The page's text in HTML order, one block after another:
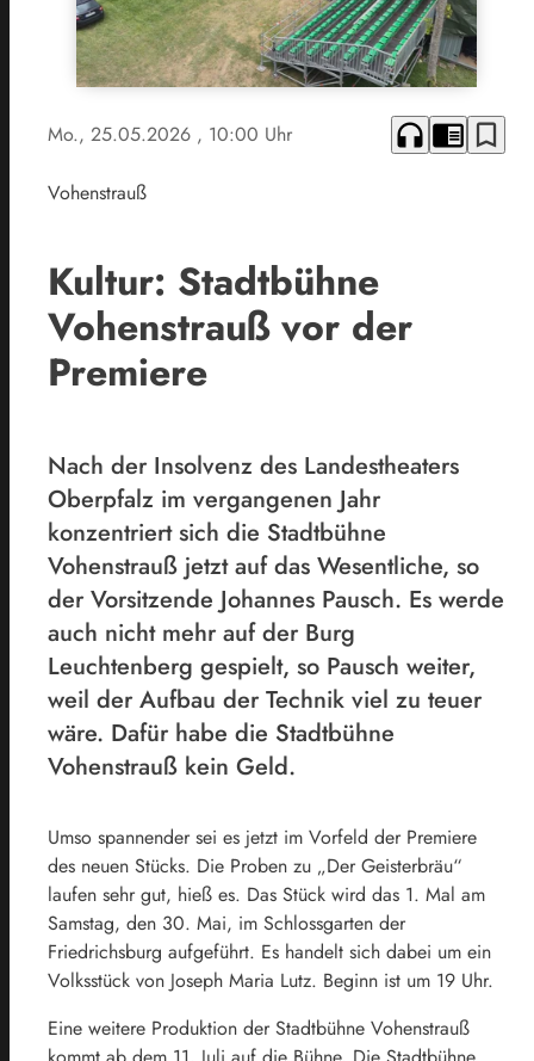
Mo., 25.05.2026 , 10:00 Uhr headphones chrome_reader_mode bookmark_border
Vohenstrauß
Kultur: Stadtbühne
Vohenstrauß vor der
Premiere
Nach der Insolvenz des Landestheaters
Oberpfalz im vergangenen Jahr
konzentriert sich die Stadtbühne
Vohenstrauß jetzt auf das Wesentliche, so
der Vorsitzende Johannes Pausch. Es werde
auch nicht mehr auf der Burg
Leuchtenberg gespielt, so Pausch weiter,
weil der Aufbau der Technik viel zu teuer
wäre. Dafür habe die Stadtbühne
Vohenstrauß kein Geld.
Umso spannender sei es jetzt im Vorfeld der Premiere
des neuen Stücks. Die Proben zu „Der Geisterbräu“
laufen sehr gut, hieß es. Das Stück wird das 1. Mal am
Samstag, den 30. Mai, im Schlossgarten der
Friedrichsburg aufgeführt. Es handelt sich dabei um ein
Volksstück von Joseph Maria Lutz. Beginn ist um 19 Uhr.
Eine weitere Produktion der Stadtbühne Vohenstrauß